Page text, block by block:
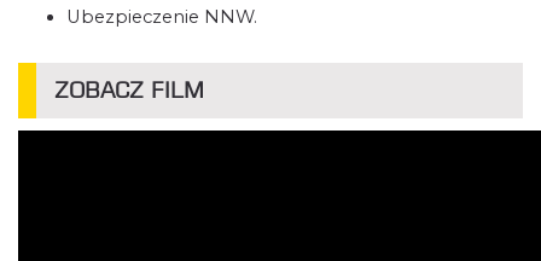
Ubezpieczenie NNW.
ZOBACZ FILM